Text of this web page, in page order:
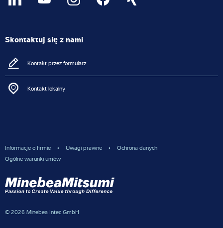
Skontaktuj się z nami
Kontakt przez formularz
Kontakt lokalny
© 2026 Minebea Intec GmbH
Informacje o firmie Uwagi prawne
Ochrona danych
Ogólne warunki umów